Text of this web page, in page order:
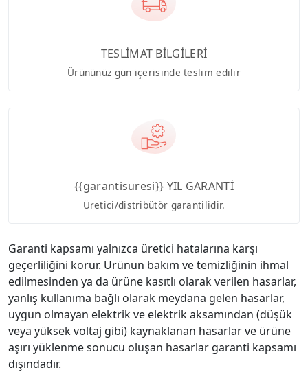
TESLİMAT BİLGİLERİ
Ürününüz gün içerisinde teslim edilir
{{garantisuresi}} YIL GARANTİ
Üretici/distribütör garantilidir.
Garanti kapsamı yalnızca üretici hatalarına karşı
geçerliliğini korur. Ürünün bakım ve temizliğinin ihmal
edilmesinden ya da ürüne kasıtlı olarak verilen hasarlar,
yanlış kullanıma bağlı olarak meydana gelen hasarlar,
uygun olmayan elektrik ve elektrik aksamından (düşük
veya yüksek voltaj gibi) kaynaklanan hasarlar ve ürüne
aşırı yüklenme sonucu oluşan hasarlar garanti kapsamı
dışındadır.